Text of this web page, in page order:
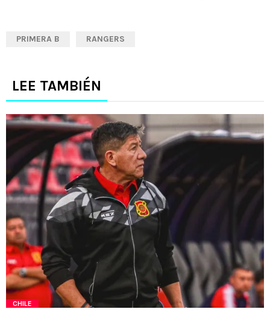
PRIMERA B RANGERS
LEE TAMBIÉN
CHILE